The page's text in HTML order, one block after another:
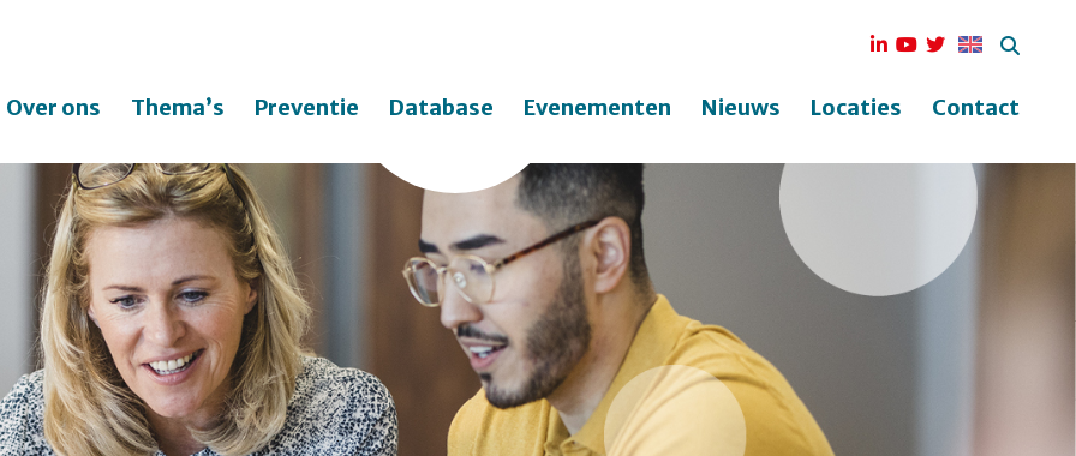
Over ons Thema’s Preventie Database Evenementen Nieuws Locaties Contact